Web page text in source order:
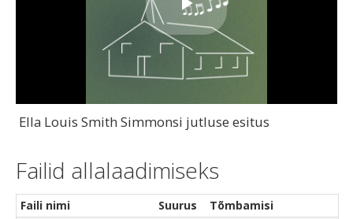
Play
Video
Ella Louis Smith Simmonsi jutluse esitus
Failid allalaadimiseks
Faili nimi Suurus
Tõmbamisi